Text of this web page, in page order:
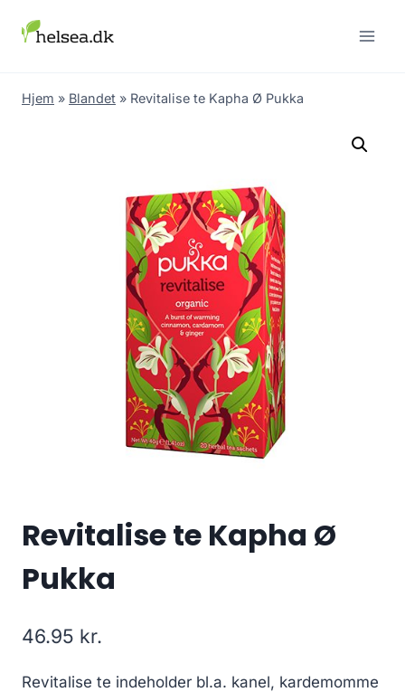
Hjem » Blandet » Revitalise te Kapha Ø Pukka
Revitalise te Kapha Ø
Pukka
46.95 kr.
Revitalise te indeholder bl.a. kanel, kardemomme